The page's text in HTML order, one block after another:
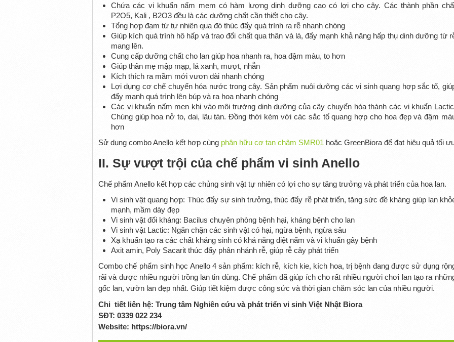
Chứa các vi khuẩn nấm mem có hàm lượng dinh dưỡng cao có lợi cho cây. Các thành phần
P2O5, Kali , B2O3 đều là các dưỡng chất cần thiết cho cây.
Tổng hợp đạm từ tự nhiên qua đó thúc đẩy quá trình ra rễ nhanh chóng
Giúp kích quá trình hô hấp và trao đổi chất qua thân và lá, đẩy mạnh khả năng hấp thụ dinh dưỡng từ
mang lên.
Cung cấp dưỡng chất cho lan giúp hoa nhanh ra, hoa đậm màu, to hơn
Giúp thân mẹ mập mạp, lá xanh, mượt, nhẵn
Kích thích ra mầm mới vươn dài nhanh chóng
Lợi dụng cơ chế chuyển hóa nước trong cây. Sản phẩm nuôi dưỡng các vi sinh quang hợp sắc tố,
đẩy mạnh quá trình lên búp và ra hoa nhanh chóng
Các vi khuẩn nấm men khi vào môi trường dinh dưỡng của cây chuyển hóa thành các vi khuẩn
Chúng giúp hoa nở to, dai, lâu tàn. Đồng thời kèm với các sắc tố quang hợp cho hoa đẹp và đậm
hơn
Sử dụng combo Anello kết hợp cùng phân hữu cơ tan chậm SMR01 hoặc GreenBiora để đạt hiệu quả tối
II. Sự vượt trội của chế phẩm vi sinh Anello
Chế phẩm Anello kết hợp các chủng sinh vật tự nhiên có lợi cho sự tăng trưởng và phát triển của hoa lan.
Vi sinh vật quang hợp: Thúc đẩy sự sinh trưởng, thúc đẩy rễ phát triển, tăng sức đề kháng giúp lan
mạnh, mầm dày đẹp
Vi sinh vật đối kháng: Bacilus chuyên phòng bệnh hại, kháng bệnh cho lan
Vi sinh vật Lactic: Ngăn chặn các sinh vật có hại, ngừa bệnh, ngừa sâu
Xạ khuẩn tạo ra các chất kháng sinh có khả năng diệt nấm và vi khuẩn gây bệnh
Axit amin, Poly Sacarit thúc đẩy phân nhánh rễ, giúp rễ cây phát triển
Combo chế phẩm sinh học Anello 4 sản phẩm: kích rễ, kích kie, kích hoa, trị bệnh đang được sử dụng
rãi và được nhiều người trồng lan tin dùng. Chế phẩm đã giúp ích cho rất nhiều người chơi lan tạo ra
gốc lan, vườn lan đẹp nhất. Giúp tiết kiệm được công sức và thời gian chăm sóc lan của nhiều người.
Chi tiết liên hệ: Trung tâm Nghiên cứu và phát triển vi sinh Việt Nhật Biora
SĐT: 0339 022 234
Website: https://biora.vn/